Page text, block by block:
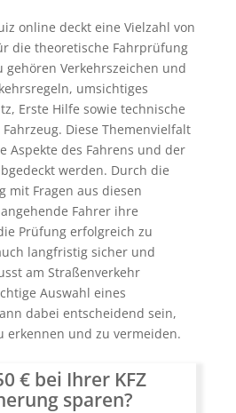
online deckt eine Vielzahl von
die theoretische Fahrprüfung
gehören Verkehrszeichen und
umsichtiges
Erste Hilfe sowie technische
Diese Themenvielfalt
Aspekte des Fahrens und der
werden. Durch die
mit Fragen aus diesen
Fahrer ihre
Prüfung erfolgreich zu
langfristig sicher und
am Straßenverkehr
Auswahl eines
dabei entscheidend sein,
erkennen und zu vermeiden.
€ bei Ihrer KFZ
sparen?